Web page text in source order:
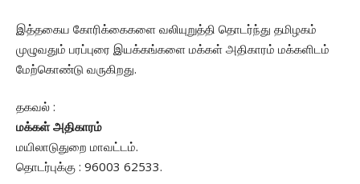
இத்தகைய கோரிக்கைகளை வலியுறுத்தி தொடர்ந்து தமிழகம்
முழுவதும் பரப்புரை இயக்கங்களை மக்கள் அதிகாரம் மக்களிடம்
மேற்கொண்டு வருகிறது.
தகவல் :
மக்கள் அதிகாரம்
மயிலாடுதுறை மாவட்டம்.
தொடர்புக்கு : 96003 62533.